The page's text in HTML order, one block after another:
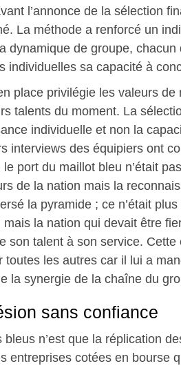
l’annonce de la sélection
La méthode a renforcé un
dynamique de groupe, chacun
individuelles sa capacité à
place privilégie les valeurs de
talents du moment. La
individuelle et non la
interviews des équipiers ont
port du maillot bleu n’était
de la nation mais la
la pyramide ; ce n’était
la nation qui devait être
son talent à son service.
toutes les autres car il lui a
la synergie de la chaîne du
sans confiance
bleus n’est que la réplication
entreprises cotées en bourse